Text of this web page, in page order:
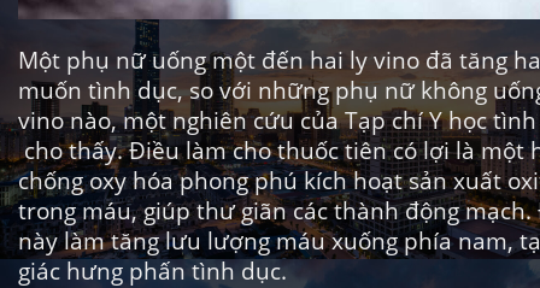
Một phụ nữ uống một đến hai ly vino đã tăng
muốn tình dục, so với những phụ nữ không
vino nào, một nghiên cứucủa Tạp chí Y học
cho thấy. Điều làm cho thuốc tiên có lợi là một
chống oxy hóa phong phú kích hoạt sản xuất
trong máu, giúp thư giãn các thành động
này làm tăng lưu lượng máu xuống phía nam,
giác hưng phấn tình dục.